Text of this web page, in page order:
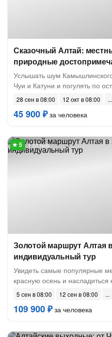
Сказочный Алтай:
природные
Услышать шум
Чуи и Катуни и погулять по
28 сен в 08:00 12 окт в 08:00
45 900 ₽за человека
1 отзыв
Золотой маршрут Алтая
индивидуальный тур
Увидеть самые популярные
красную осень и насладиться
5 сен в 08:00 12 сен в 08:00
109 900 ₽за человека